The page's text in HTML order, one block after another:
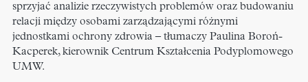
sprzyjać analizie rzeczywistych problemów oraz budowaniu
relacji między osobami zarządzającymi różnymi
jednostkami ochrony zdrowia – tłumaczy Paulina Boroń-
Kacperek, kierownik Centrum Kształcenia Podyplomowego
UMW.